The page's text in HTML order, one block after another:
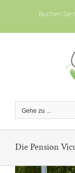
Buchen Sie
Gehe zu ...
Die Pension